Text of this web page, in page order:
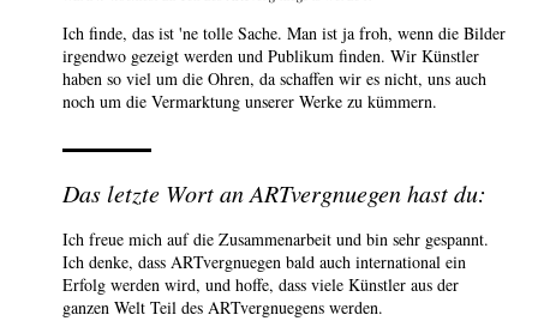
Ich finde, das ist 'ne tolle Sache. Man ist ja froh, wenn die Bilder
irgendwo gezeigt werden und Publikum finden. Wir Künstler
haben so viel um die Ohren, da schaffen wir es nicht, uns auch
noch um die Vermarktung unserer Werke zu kümmern.
Das letzte Wort an ARTvergnuegen hast du:
Ich freue mich auf die Zusammenarbeit und bin sehr gespannt.
Ich denke, dass ARTvergnuegen bald auch international ein
Erfolg werden wird, und hoffe, dass viele Künstler aus der
ganzen Welt Teil des ARTvergnuegens werden.